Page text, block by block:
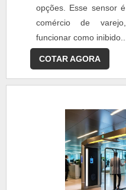
opções. Esse sensor
comércio de
funcionar como inibido....
COTAR AGORA